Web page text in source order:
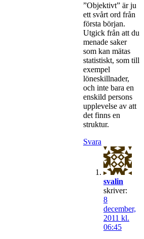
”Objektivt” är ju
ett svårt ord från
första början.
Utgick från att du
menade saker
som kan mätas
statistiskt, som till
exempel
löneskillnader,
och inte bara en
enskild persons
upplevelse av att
det finns en
struktur.
Svara
svalin
skriver:
8
december,
2011 kl.
06:45